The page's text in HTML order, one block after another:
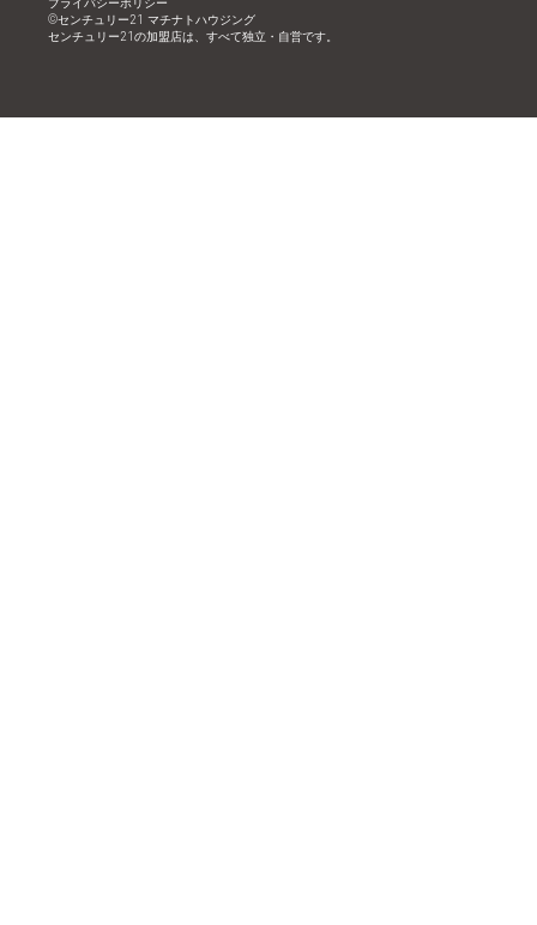
センチュリー21の加盟店は、すべて独立・自営です。
©︎センチュリー21 マチナトハウジング
プライバシーポリシー